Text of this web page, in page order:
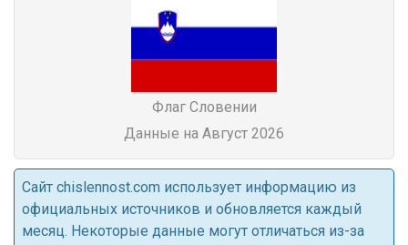
Флаг Словении
Данные на Август 2026
Cайт chislennost.com использует информацию из
официальных источников и обновляется каждый
месяц. Некоторые данные могут отличаться из-за